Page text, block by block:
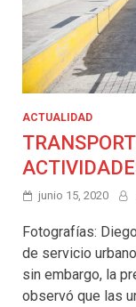
ACTUALIDAD
junio 15, 2020
Fotografías:
de servicio
sin embargo, la
observó que las